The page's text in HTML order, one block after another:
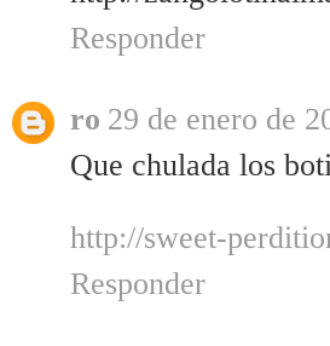
Responder
ro 29 de enero de
Que chulada los
http://sweet-
Responder